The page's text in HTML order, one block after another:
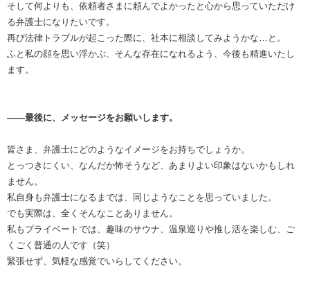
そして何よりも、依頼者さまに頼んでよかったと心から思っていただけ
る弁護士になりたいです。
再び法律トラブルが起こった際に、社本に相談してみようかな…と。
ふと私の顔を思い浮かぶ、そんな存在になれるよう、今後も精進いたし
ます。
――最後に、メッセージをお願いします。
皆さま、弁護士にどのようなイメージをお持ちでしょうか。
とっつきにくい、なんだか怖そうなど、あまりよい印象はないかもしれ
ません。
私自身も弁護士になるまでは、同じようなことを思っていました。
でも実際は、全くそんなことありません。
私もプライベートでは、趣味のサウナ、温泉巡りや推し活を楽しむ、ご
くごく普通の人です（笑）
緊張せず、気軽な感覚でいらしてください。